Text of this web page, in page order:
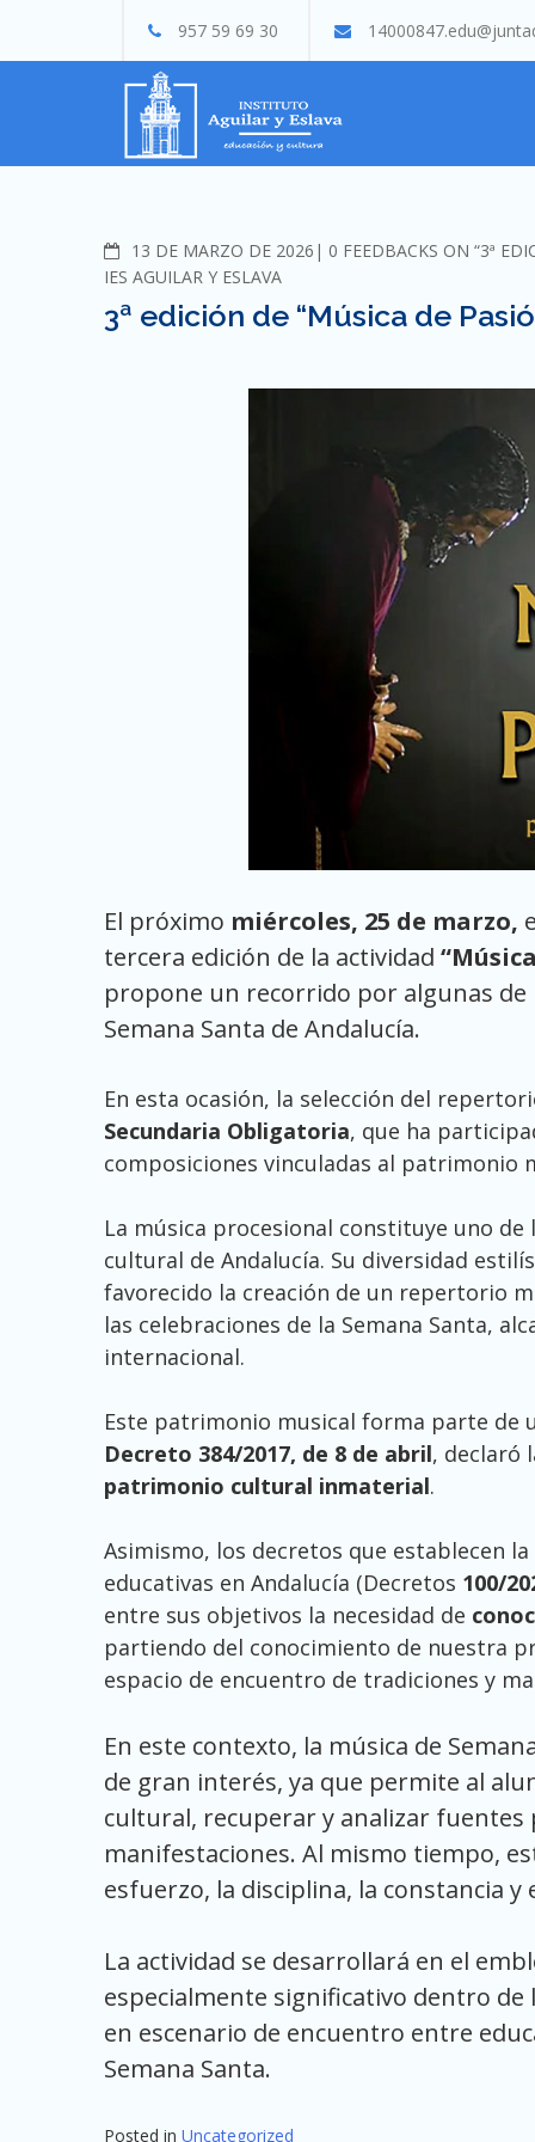
content
957 59 69 30
13 DE MARZO DE 2026 COMMENTS
0 FEEDBACKS ON “3ª
IES AGUILAR Y ESLAVA
3ª edición de “Música de
El próximo miércoles, 25 de marzo,
tercera edición de la actividad
propone un recorrido por algunas de
Semana Santa de Andalucía.
En esta ocasión, la selección del
Secundaria Obligatoria, que ha
composiciones vinculadas al patrimonio
La música procesional constituye uno
cultural de Andalucía. Su diversidad
favorecido la creación de un repertorio
las celebraciones de la Semana Santa,
internacional.
Este patrimonio musical forma parte de
Decreto 384/2017, de 8 de abril, declaró
patrimonio cultural inmaterial.
Asimismo, los decretos que establecen
educativas en Andalucía (Decretos 100/
entre sus objetivos la necesidad de
partiendo del conocimiento de nuestra
espacio de encuentro de tradiciones y
En este contexto, la música de
de gran interés, ya que permite al
cultural, recuperar y analizar fuentes
manifestaciones. Al mismo tiempo,
esfuerzo, la disciplina, la constancia
La actividad se desarrollará en el
especialmente significativo dentro
en escenario de encuentro entre
Semana Santa.
Posted in Uncategorized